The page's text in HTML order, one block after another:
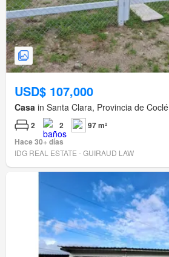
USD$ 107,000
Casa in Santa Clara, Provincia de Coclé
2 2
97 m²
Hace 30+ días
IDG REAL ESTATE - GUIRAUD LAW